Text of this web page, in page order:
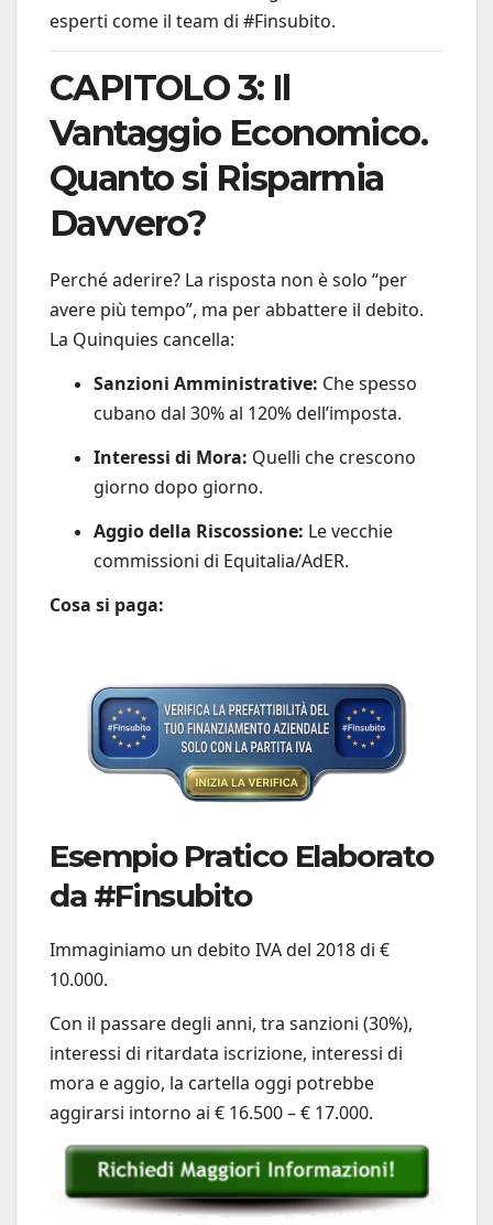
esperti come il team di #Finsubito.
CAPITOLO 3: Il
Vantaggio Economico.
Quanto si Risparmia
Davvero?
Perché aderire? La risposta non è solo “per
avere più tempo”, ma per abbattere il debito.
La Quinquies cancella:
Sanzioni Amministrative: Che spesso
cubano dal 30% al 120% dell’imposta.
Interessi di Mora: Quelli che crescono
giorno dopo giorno.
Aggio della Riscossione: Le vecchie
commissioni di Equitalia/AdER.
Cosa si paga:
Esempio Pratico Elaborato
da #Finsubito
Immaginiamo un debito IVA del 2018 di €
10.000.
Con il passare degli anni, tra sanzioni (30%),
interessi di ritardata iscrizione, interessi di
mora e aggio, la cartella oggi potrebbe
aggirarsi intorno ai € 16.500 – € 17.000.